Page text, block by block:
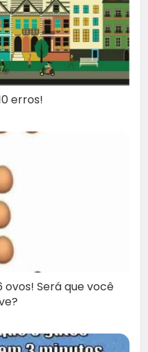
erros!
ovos! Será que você